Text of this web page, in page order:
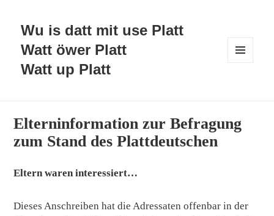
Wu is datt mit use Platt
Watt öwer Platt
Watt up Platt
Elterninformation zur Befragung
zum Stand des Plattdeutschen
Eltern waren interessiert…
Dieses Anschreiben hat die Adressaten offenbar in der